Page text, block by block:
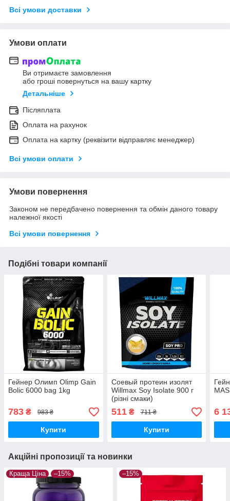
Всі умови доставки
Умови оплати
Ви отримаєте замовлення
або гроші повернуться на вашу картку
Детальніше
Післяплата
Оплата на рахунок
Оплата на картку (реквізити відправляє менеджер)
Всі умови оплати
Умови повернення
Законом не передбачено повернення та обмін даного товару
належної якості
Всі умови повернення
Подібні товари компанії
Гейнер Олимп Olimp Gain
Bolic 6000 bag 1kg
783 ₴ 983 ₴
Купити
Соевый протеин изолят
Willmax Soy Isolate 900 г
(різні смаки)
511₴ 711 ₴
Купити
6
Акційні пропозиції та новинки
Краща Ціна –15% –15%